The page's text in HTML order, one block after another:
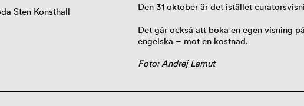
Sten Konsthall Den 31 oktober är det istället
Det går också att boka en egen visning
engelska – mot en kostnad.
Foto: Andrej Lamut